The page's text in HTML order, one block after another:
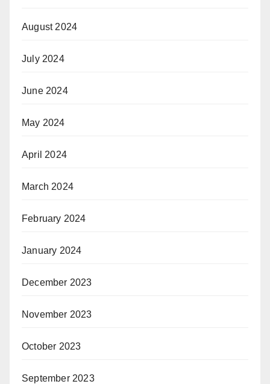
August 2024
July 2024
June 2024
May 2024
April 2024
March 2024
February 2024
January 2024
December 2023
November 2023
October 2023
September 2023